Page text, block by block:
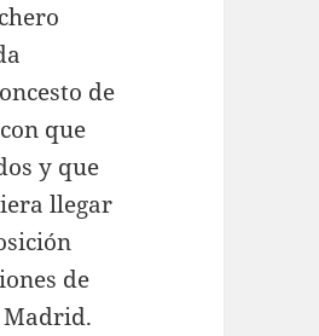
de
que
y que
llegar
de
Madrid.